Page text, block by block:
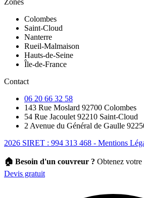
Zones
Colombes
Saint-Cloud
Nanterre
Rueil-Malmaison
Hauts-de-Seine
Île-de-France
Contact
06 20 66 32 58
143 Rue Moslard 92700 Colombes
54 Rue Jacoulet 92210 Saint-Cloud
2 Avenue du Général de Gaulle
2026 SIRET : 994 313 468 - Mentions
🏠 Besoin d'un couvreur ? Obtenez
Devis gratuit